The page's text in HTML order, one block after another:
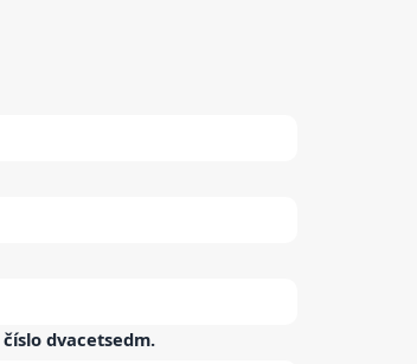
číslodvacetsedm.